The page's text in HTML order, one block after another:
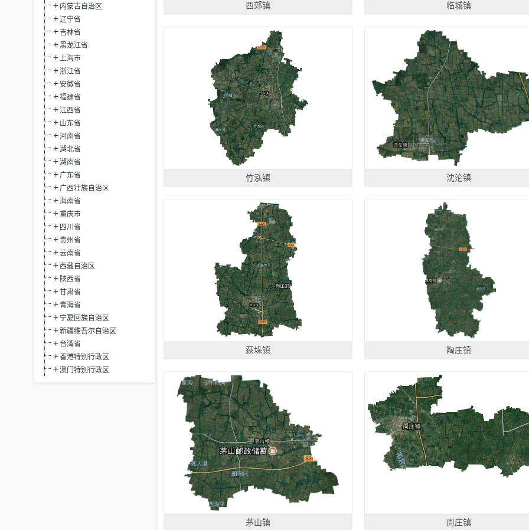
内蒙古自治区
辽宁省
吉林省
黑龙江省
上海市
浙江省
安徽省
福建省
江西省
山东省
河南省
湖北省
湖南省
广东省
广西壮族自治区
海南省
重庆市
四川省
贵州省
云南省
西藏自治区
陕西省
甘肃省
青海省
宁夏回族自治区
新疆维吾尔自治区
台湾省
香港特别行政区
澳门特别行政区
西郊镇 临城镇
竹泓镇 沈沦镇
荻垛镇 陶庄镇
茅山镇 周庄镇